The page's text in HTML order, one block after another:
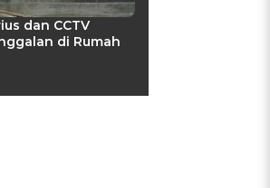
dan CCTV
di Rumah